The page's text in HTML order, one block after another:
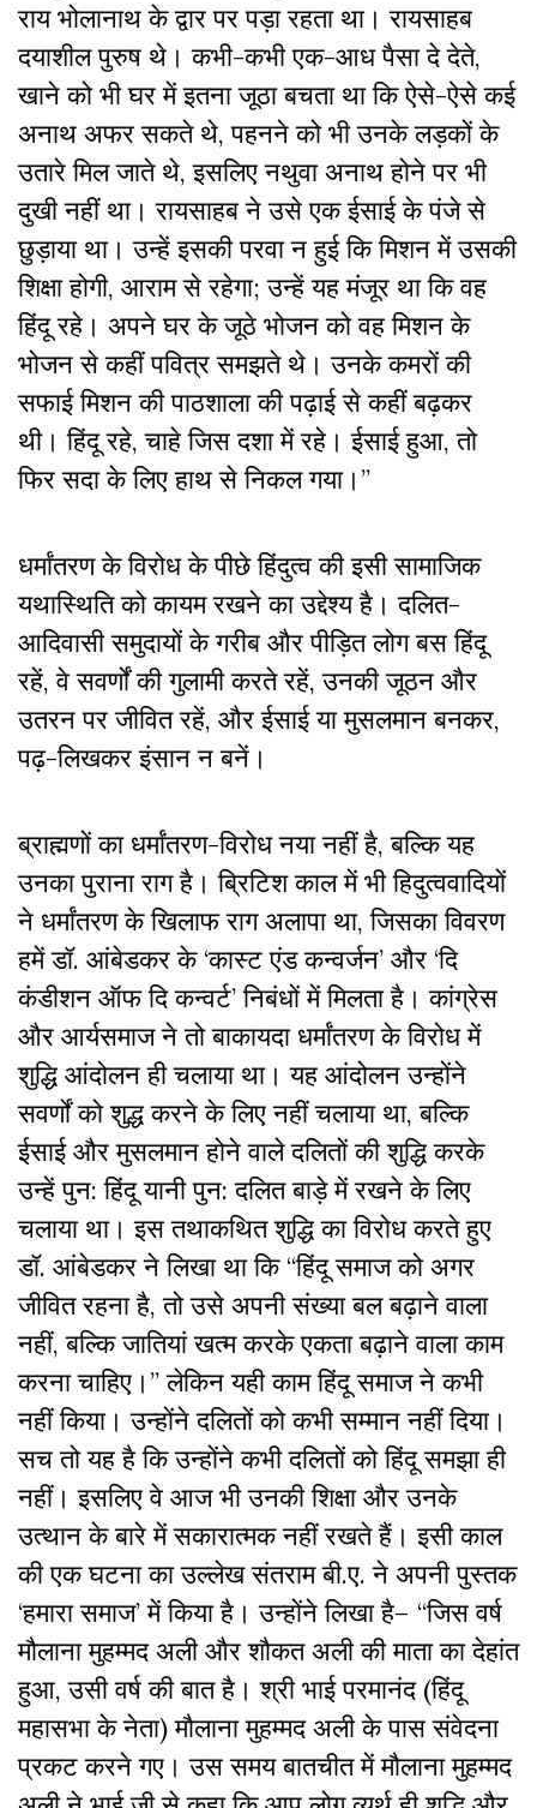
राय भोलानाथ के द्वार पर पड़ा रहता था। रायसाहब
दयाशील पुरुष थे। कभी-कभी एक-आध पैसा दे देते,
खाने को भी घर में इतना जूठा बचता था कि ऐसे-ऐसे कई
अनाथ अफर सकते थे, पहनने को भी उनके लड़कों के
उतारे मिल जाते थे, इसलिए नथुवा अनाथ होने पर भी
दुखी नहीं था। रायसाहब ने उसे एक ईसाई के पंजे से
छुड़ाया था। उन्हें इसकी परवा न हुई कि मिशन में उसकी
शिक्षा होगी, आराम से रहेगा; उन्हें यह मंजूर था कि वह
हिंदू रहे। अपने घर के जूठे भोजन को वह मिशन के
भोजन से कहीं पवित्र समझते थे। उनके कमरों की
सफाई मिशन की पाठशाला की पढ़ाई से कहीं बढ़कर
थी। हिंदू रहे, चाहे जिस दशा में रहे। ईसाई हुआ, तो
फिर सदा के लिए हाथ से निकल गया।”
धर्मांतरण के विरोध के पीछे हिंदुत्व की इसी सामाजिक
यथास्थिति को कायम रखने का उद्देश्य है। दलित-
आदिवासी समुदायों के गरीब और पीड़ित लोग बस हिंदू
रहें, वे सवर्णों की गुलामी करते रहें, उनकी जूठन और
उतरन पर जीवित रहें, और ईसाई या मुसलमान बनकर,
पढ़-लिखकर इंसान न बनें।
ब्राह्मणों का धर्मांतरण-विरोध नया नहीं है, बल्कि यह
उनका पुराना राग है। ब्रिटिश काल में भी हिदुत्ववादियों
ने धर्मांतरण के खिलाफ राग अलापा था, जिसका विवरण
हमें डॉ. आंबेडकर के ‘कास्ट एंड कन्वर्जन’ और ‘दि
कंडीशन ऑफ दि कन्वर्ट’ निबंधों में मिलता है। कांग्रेस
और आर्यसमाज ने तो बाकायदा धर्मांतरण के विरोध में
शुद्धि आंदोलन ही चलाया था। यह आंदोलन उन्होंने
सवर्णों को शुद्ध करने के लिए नहीं चलाया था, बल्कि
ईसाई और मुसलमान होने वाले दलितों की शुद्धि करके
उन्हें पुन: हिंदू यानी पुन: दलित बाड़े में रखने के लिए
चलाया था। इस तथाकथित शुद्धि का विरोध करते हुए
डॉ. आंबेडकर ने लिखा था कि “हिंदू समाज को अगर
जीवित रहना है, तो उसे अपनी संख्या बल बढ़ाने वाला
नहीं, बल्कि जातियां खत्म करके एकता बढ़ाने वाला काम
करना चाहिए।” लेकिन यही काम हिंदू समाज ने कभी
नहीं किया। उन्होंने दलितों को कभी सम्मान नहीं दिया।
सच तो यह है कि उन्होंने कभी दलितों को हिंदू समझा ही
नहीं। इसलिए वे आज भी उनकी शिक्षा और उनके
उत्थान के बारे में सकारात्मक नहीं रखते हैं। इसी काल
की एक घटना का उल्लेख संतराम बी.ए. ने अपनी पुस्तक
‘हमारा समाज’ में किया है। उन्होंने लिखा है– “जिस वर्ष
मौलाना मुहम्मद अली और शौकत अली की माता का देहांत
हुआ, उसी वर्ष की बात है। श्री भाई परमानंद (हिंदू
महासभा के नेता) मौलाना मुहम्मद अली के पास संवेदना
प्रकट करने गए। उस समय बातचीत में मौलाना मुहम्मद